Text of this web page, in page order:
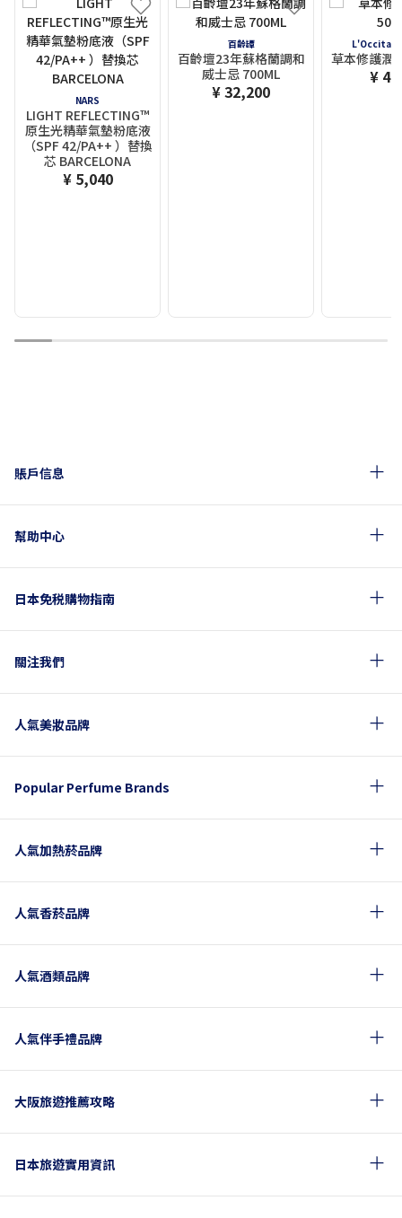
NARS
LIGHT REFLECTING™
原生光精華氣墊粉底液
（SPF 42/PA++ ）替換
芯 BARCELONA
¥ 5,040
百齡罈
百齡壇23年蘇格蘭調和
威士忌 700ML
¥ 32,200
草本修護潤
¥
1 2 3 4 5 6 7 8 9 10
賬戶信息
幫助中心
日本免税購物指南
關注我們
人氣美妝品牌
Popular Perfume Brands
人氣加熱菸品牌
人氣香菸品牌
人氣酒類品牌
人氣伴手禮品牌
大阪旅遊推薦攻略
日本旅遊實用資訊